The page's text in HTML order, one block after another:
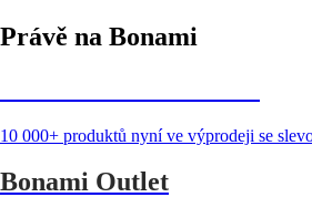
Právě na Bonami
10 000+ produktů nyní ve výprodeji se
Bonami Outlet